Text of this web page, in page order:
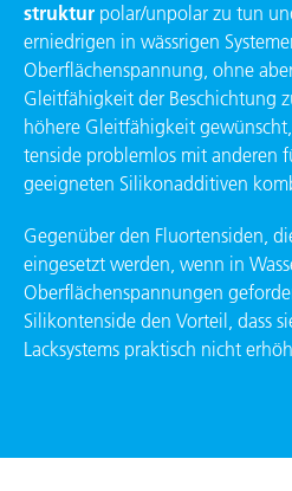
struktur polar/unpolar zu tun
erniedrigen in wässrigen
Ober­flächenspannung, ohne
Gleitfähigkeit der Beschichtung
höhere Gleitfähig­keit
tenside problemlos mit anderen
geeigneten Silikon­additiven
Gegenüber den Fluortensiden,
eingesetzt werden, wenn in
Oberflächen­spannungen
Silikontenside den Vorteil, dass
Lacksystems praktisch nicht